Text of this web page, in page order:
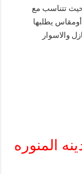
تتناسب مع
يطلبها
المنوره